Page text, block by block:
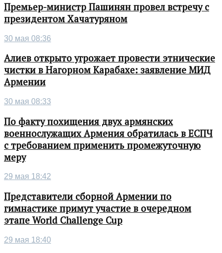
Премьер-министр Пашинян провел встречу с
президентом Хачатуряном
30 мая 08:36
Алиев открыто угрожает провести этнические
чистки в Нагорном Карабахе: заявление МИД
Армении
30 мая 08:33
По факту похищения двух армянских
военнослужащих Армения обратилась в ЕСПЧ
с требованием применить промежуточную
меру
29 мая 18:42
Представители сборной Армении по
гимнастике примут участие в очередном
этапе World Challenge Cup
29 мая 18:40